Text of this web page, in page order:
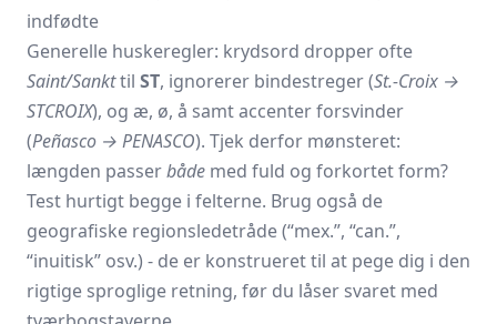
indfødte
Generelle huskeregler: krydsord dropper ofte
Saint/Sankttil ST, ignorerer bindestreger (St.-Croix →
STCROIX), og æ, ø, å samt accenter forsvinder
(Peñasco → PENASCO). Tjek derfor mønsteret:
længden passerbåde med fuld og forkortet form?
Test hurtigt begge i felterne. Brug også de
geografiske regionsledetråde (“mex.”, “can.”,
“inuitisk” osv.) - de er konstrueret til at pege dig i den
rigtige sproglige retning, før du låser svaret med